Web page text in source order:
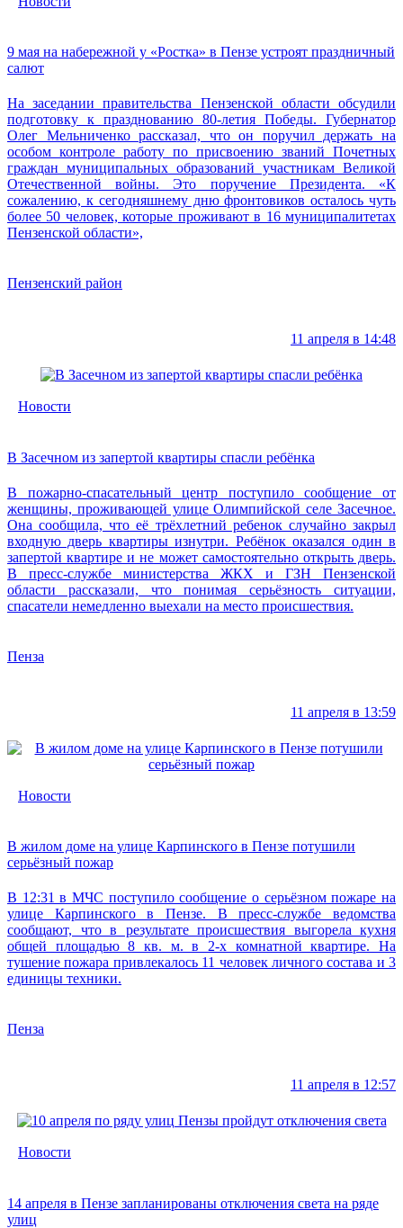
9 мая на набережной у «Ростка» в Пензе устроят праздничный
салют
На заседании правительства Пензенской области обсудили
подготовку к празднованию 80-летия Победы. Губернатор
Олег Мельниченко рассказал, что он поручил держать на
особом контроле работу по присвоению званий Почетных
граждан муниципальных образований участникам Великой
Отечественной войны. Это поручение Президента. «К
сожалению, к сегодняшнему дню фронтовиков осталось чуть
более 50 человек, которые проживают в 16 муниципалитетах
Пензенской области»,
Пензенский район
11 апреля в 14:48
Новости
В Засечном из запертой квартиры спасли ребёнка
В пожарно-спасательный центр поступило сообщение от
женщины, проживающей улице Олимпийской селе Засечное.
Она сообщила, что её трёхлетний ребенок случайно закрыл
входную дверь квартиры изнутри. Ребёнок оказался один в
запертой квартире и не может самостоятельно открыть дверь.
В пресс-службе министерства ЖКХ и ГЗН Пензенской
области рассказали, что понимая серьёзность ситуации,
спасатели немедленно выехали на место происшествия.
Пенза
11 апреля в 13:59
Новости
В жилом доме на улице Карпинского в Пензе потушили
серьёзный пожар
В 12:31 в МЧС поступило сообщение о серьёзном пожаре на
улице Карпинского в Пензе. В пресс-службе ведомства
сообщают, что в результате происшествия выгорела кухня
общей площадью 8 кв. м. в 2-х комнатной квартире. На
тушение пожара привлекалось 11 человек личного состава и 3
единицы техники.
Пенза
11 апреля в 12:57
Новости
14 апреля в Пензе запланированы отключения света на ряде
улиц